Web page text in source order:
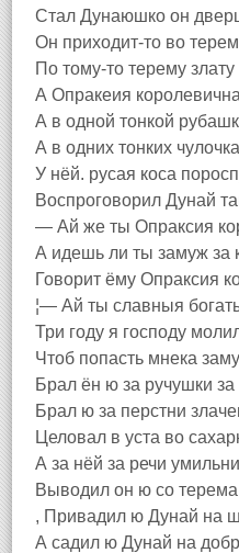
Стал Дунаюшко он
Он приходит-то во
По тому-то терему злату
А Опракеия
А в одной тонкой
А в одних тонких
У нёй. русая коса
Воспроговорил Дунай
— Ай же ты Опраксия
А идешь ли ты замуж за
Говорит ёму Опраксия
¦— Ай ты славныя
Три году я господу
Чтоб попасть мнека
Брал ён ю за ручушки
Брал ю за перстни
Целовал в уста во
А за нёй за речи
Выводил он ю со терема
, Привадил ю Дунай на
А садил ю Дунай на